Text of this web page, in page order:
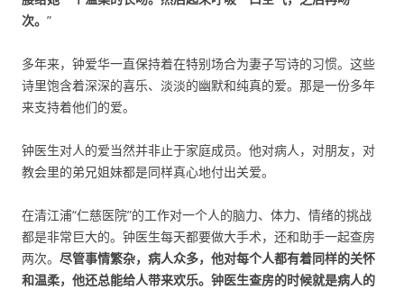
次。 ”
多年来，钟爱华一直保持着在特别场合为妻子写诗的习惯。这些
诗里饱含着深深的喜乐、淡淡的幽默和纯真的爱。那是一份多年
来支持着他们的爱。
钟医生对人的爱当然并非止于家庭成员。他对病人，对朋友，对
教会里的弟兄姐妹都是同样真心地付出关爱。
在清江浦“仁慈医院”的工作对一个人的脑力、体力、情绪的挑战
都是非常巨大的。钟医生每天都要做大手术，还和助手一起查房
两次。 尽管事情繁杂，病人众多，他对每个人都有着同样的关怀
和温柔，他还总能给人带来欢乐。钟医生查房的时候就是病人的